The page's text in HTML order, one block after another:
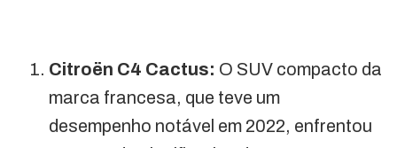
Citroën C4 Cactus: O SUV compacto da
marca francesa, que teve um
desempenho notável em 2022, enfrentou